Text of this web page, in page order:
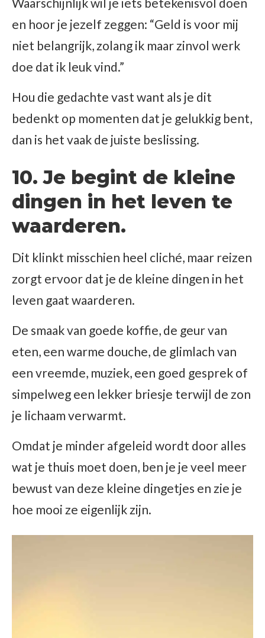
en hoor je jezelf zeggen: “Geld is voor mij
niet belangrijk, zolang ik maar zinvol werk
doe dat ik leuk vind.”
Hou die gedachte vast want als je dit
bedenkt op momenten dat je gelukkig bent,
dan is het vaak de juiste beslissing.
10. Je begint de kleine
dingen in het leven te
waarderen.
Dit klinkt misschien heel cliché, maar reizen
zorgt ervoor dat je de kleine dingen in het
leven gaat waarderen.
De smaak van goede koffie, de geur van
eten, een warme douche, de glimlach van
een vreemde, muziek, een goed gesprek of
simpelweg een lekker briesje terwijl de zon
je lichaam verwarmt.
Omdat je minder afgeleid wordt door alles
wat je thuis moet doen, ben je je veel meer
bewust van deze kleine dingetjes en zie je
hoe mooi ze eigenlijk zijn.